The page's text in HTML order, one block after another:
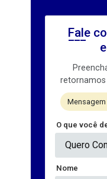
Fale
O que você
Quero
Nome